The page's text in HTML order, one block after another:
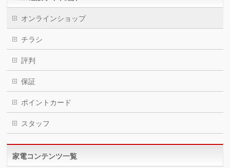
オンラインショップ
チラシ
評判
保証
ポイントカード
スタッフ
家電コンテンツ一覧